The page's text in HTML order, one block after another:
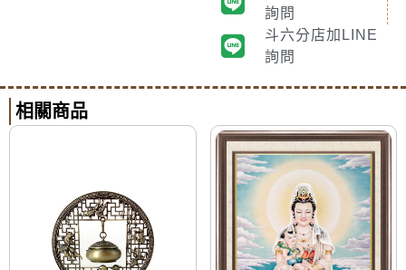
詢問
斗六分店加LINE
詢問
相關商品